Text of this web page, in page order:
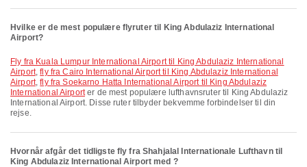
Hvilke er de mest populære flyruter til King Abdulaziz International
Airport?
fly fra Kuala Lumpur International Airport til King Abdulaziz International
Airport,fly fra Cairo International Airport til King Abdulaziz International
Airport,fly fra Soekarno Hatta International Airport til King Abdulaziz
International Airporter de mest populære lufthavnsruter til King Abdulaziz
International Airport. Disse ruter tilbyder bekvemme forbindelser til din
rejse.
Hvornår afgår det tidligste fly fra Shahjalal Internationale Lufthavn til
King Abdulaziz International Airport med ?